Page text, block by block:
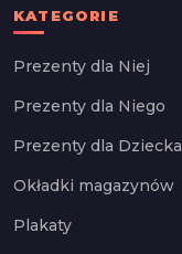
KATEGORIE
Prezenty dla Niej
Prezenty dla Niego
Prezenty dla Dziecka
Okładki magazynów
Plakaty